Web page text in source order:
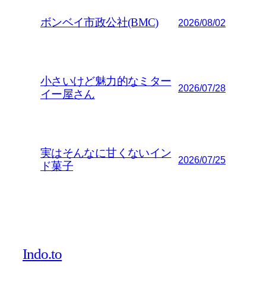
ボンベイ市政公社(BMC) 2026/08/02
小さいけど魅力的なミター
イー屋さん
2026/07/28
実はそんなに甘くないイン
ド菓子
2026/07/25
Indo.to